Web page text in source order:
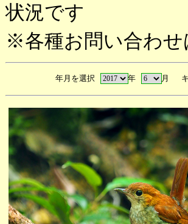
状況です
※各種お問い合わせ
年月を選択 年 月 キ